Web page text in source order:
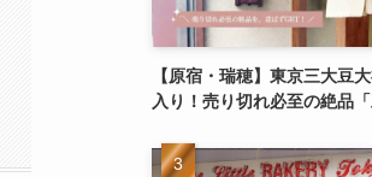
【原宿・瑞穂】東京三大豆
入り！売り切れ必至の絶品